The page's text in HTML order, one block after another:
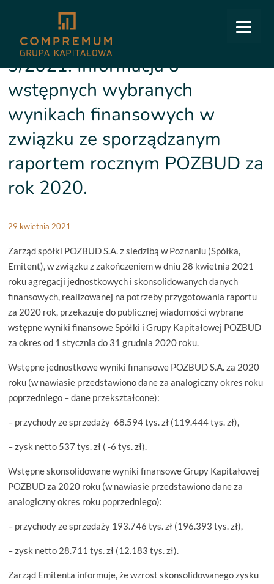
Relacje inwestorskie
wybranych wynikach finansowych w związku ze sporządzanym raportem rocznym POZBUD
za rok 2020.
9/2021: Informacja o
wstępnych wybranych
wynikach finansowych w
związku ze sporządzanym
raportem rocznym POZBUD za
rok 2020.
29 kwietnia 2021
Zarząd spółki POZBUD S.A. z siedzibą w Poznaniu (Spółka,
Emitent), w związku z zakończeniem w dniu 28 kwietnia 2021
roku agregacji jednostkowych i skonsolidowanych danych
finansowych, realizowanej na potrzeby przygotowania raportu
za 2020 rok, przekazuje do publicznej wiadomości wybrane
wstępne wyniki finansowe Spółki i Grupy Kapitałowej POZBUD
za okres od 1 stycznia do 31 grudnia 2020 roku.
Wstępne jednostkowe wyniki finansowe POZBUD S.A. za 2020
roku (w nawiasie przedstawiono dane za analogiczny okres roku
poprzedniego – dane przekształcone):
– przychody ze sprzedaży 68.594 tys. zł (119.444 tys. zł),
– zysk netto 537 tys. zł ( -6 tys. zł).
Wstępne skonsolidowane wyniki finansowe Grupy Kapitałowej
POZBUD za 2020 roku (w nawiasie przedstawiono dane za
analogiczny okres roku poprzedniego):
– przychody ze sprzedaży 193.746 tys. zł (196.393 tys. zł),
– zysk netto 28.711 tys. zł (12.183 tys. zł).
Zarząd Emitenta informuje, że wzrost skonsolidowanego zysku